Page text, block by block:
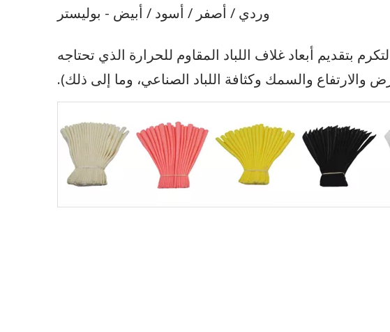
وردي / أصفر / أسود / أبيض - بوليستر
بتقديم أبعاد غلاف اللباد المقاوم للحرارة الذي تحتاجه
والارتفاع والسمك وكثافة اللباد الصناعي، وما إلى ذلك).